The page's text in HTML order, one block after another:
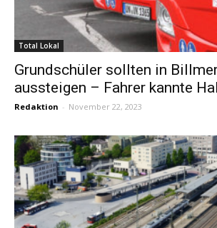
Total Lokal
Grundschüler sollten in
aussteigen – Fahrer kannte
Redaktion - November 22, 2023